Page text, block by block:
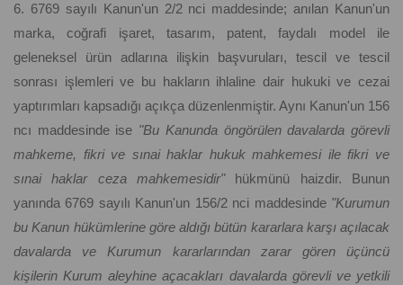
6. 6769 sayılı Kanun'un 2/2 nci maddesinde; anılan Kanun'un
marka, coğrafi işaret, tasarım, patent, faydalı model ile
geleneksel ürün adlarına ilişkin başvuruları, tescil ve tescil
sonrası işlemleri ve bu hakların ihlaline dair hukuki ve cezai
yaptırımları kapsadığı açıkça düzenlenmiştir. Aynı Kanun'un 156
ncı maddesinde ise "Bu Kanunda öngörülen davalarda görevli
mahkeme, fikri ve sınai haklar hukuk mahkemesi ile fikri ve
sınai haklar ceza mahkemesidir"hükmünü haizdir. Bunun
yanında 6769 sayılı Kanun'un 156/2 nci maddesinde "Kurumun
bu Kanun hükümlerine göre aldığı bütün kararlara karşı açılacak
davalarda ve Kurumun kararlarından zarar gören üçüncü
kişilerin Kurum aleyhine açacakları davalarda görevli ve yetkili